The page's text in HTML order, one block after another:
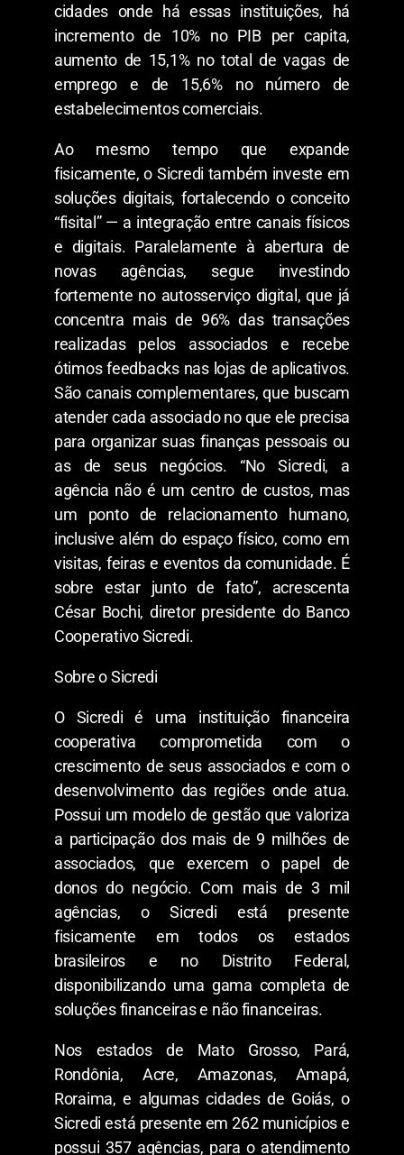
cidades onde há essas instituições, há
incremento de 10% no PIB per capita,
aumento de 15,1% no total de vagas de
emprego e de 15,6% no número de
estabelecimentos comerciais.
Ao mesmo tempo que expande
fisicamente, o Sicredi também investe em
soluções digitais, fortalecendo o conceito
“fisital” — a integração entre canais físicos
e digitais. Paralelamente à abertura de
novas agências, segue investindo
fortemente no autosserviço digital, que já
concentra mais de 96% das transações
realizadas pelos associados e recebe
ótimos feedbacks nas lojas de aplicativos.
São canais complementares, que buscam
atender cada associado no que ele precisa
para organizar suas finanças pessoais ou
as de seus negócios. “No Sicredi, a
agência não é um centro de custos, mas
um ponto de relacionamento humano,
inclusive além do espaço físico, como em
visitas, feiras e eventos da comunidade. É
sobre estar junto de fato”, acrescenta
César Bochi, diretor presidente do Banco
Cooperativo Sicredi.
Sobre o Sicredi
O Sicredi é uma instituição financeira
cooperativa comprometida com o
crescimento de seus associados e com o
desenvolvimento das regiões onde atua.
Possui um modelo de gestão que valoriza
a participação dos mais de 9 milhões de
associados, que exercem o papel de
donos do negócio. Com mais de 3 mil
agências, o Sicredi está presente
fisicamente em todos os estados
brasileiros e no Distrito Federal,
disponibilizando uma gama completa de
soluções financeiras e não financeiras.
Nos estados de Mato Grosso, Pará,
Rondônia, Acre, Amazonas, Amapá,
Roraima, e algumas cidades de Goiás, o
Sicredi está presente em 262 municípios e
possui 357 agências, para o atendimento